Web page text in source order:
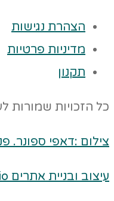
הצהרת נגישות
מדיניות פרטיות
תקנון
כל הזכויות שמורות
צילום :דאפי ספונר.
עיצוב ובניית אתרים Made with ❤ hazan studio